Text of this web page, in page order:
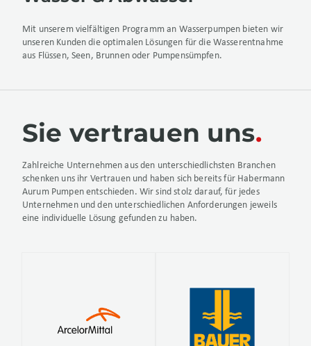
Mit unserem vielfältigen Programm an Wasserpumpen bieten wir
unseren Kunden die optimalen Lösungen für die Wasserentnahme
aus Flüssen, Seen, Brunnen oder Pumpensümpfen.
Sie vertrauen uns
Zahlreiche Unternehmen aus den unterschiedlichsten Branchen
schenken uns ihr Vertrauen und haben sich bereits für Habermann
Aurum Pumpen entschieden. Wir sind stolz darauf, für jedes
Unternehmen und den unterschiedlichen Anforderungen jeweils
eine individuelle Lösung gefunden zu haben.